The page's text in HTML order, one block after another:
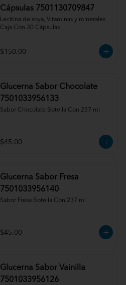
Cápsulas 7501130709847
Lecitina de soya, Vitaminas y minerales
Caja Con 30 Cápsulas
$150.00
Glucerna Sabor Chocolate
7501033956133
Sabor Chocolate Botella Con 237 ml
$45.00
Glucerna Sabor Fresa
7501033956140
Sabor Fresa Botella Con 237 ml
$45.00
Glucerna Sabor Vainilla
7501033956126